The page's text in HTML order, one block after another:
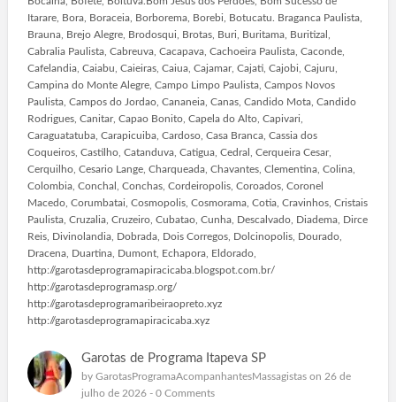
Itarare, Bora, Boraceia, Borborema, Borebi, Botucatu. Braganca Paulista,
Brauna, Brejo Alegre, Brodosqui, Brotas, Buri, Buritama, Buritizal,
Cabralia Paulista, Cabreuva, Cacapava, Cachoeira Paulista, Caconde,
Cafelandia, Caiabu, Caieiras, Caiua, Cajamar, Cajati, Cajobi, Cajuru,
Campina do Monte Alegre, Campo Limpo Paulista, Campos Novos
Paulista, Campos do Jordao, Cananeia, Canas, Candido Mota, Candido
Rodrigues, Canitar, Capao Bonito, Capela do Alto, Capivari,
Caraguatatuba, Carapicuiba, Cardoso, Casa Branca, Cassia dos
Coqueiros, Castilho, Catanduva, Catigua, Cedral, Cerqueira Cesar,
Cerquilho, Cesario Lange, Charqueada, Chavantes, Clementina, Colina,
Colombia, Conchal, Conchas, Cordeiropolis, Coroados, Coronel
Macedo, Corumbatai, Cosmopolis, Cosmorama, Cotia, Cravinhos, Cristais
Paulista, Cruzalia, Cruzeiro, Cubatao, Cunha, Descalvado, Diadema, Dirce
Reis, Divinolandia, Dobrada, Dois Corregos, Dolcinopolis, Dourado,
Dracena, Duartina, Dumont, Echapora, Eldorado,
http://garotasdeprogramapiracicaba.blogspot.com.br/
http://garotasdeprogramasp.org/
http://garotasdeprogramaribeiraopreto.xyz
http://garotasdeprogramapiracicaba.xyz
Garotas de Programa Itapeva SP
by GarotasProgramaAcompanhantesMassagistason 26 de
julho de 2026 - 0 Comments